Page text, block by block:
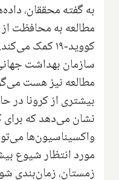
به گفته محققان،
مطالعه به محافظت
کووید-۱۹
سازمان بهداشت
مطالعه نیز هست
بیشتری از کرونا در
نشان می‌دهد که
واکسیناسیون‌ها
مورد انتظار شیوع
زمستان، زمان‌بندی